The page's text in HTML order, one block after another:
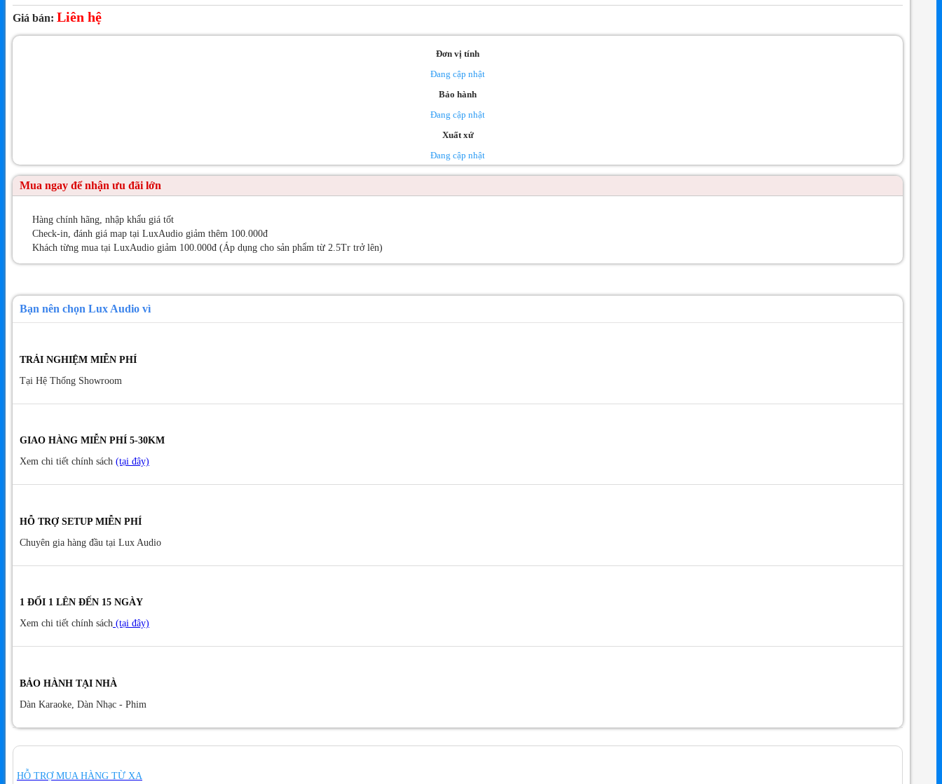
Giá bán: Liên hệ
Đơn vị tính
Đang cập nhật
Bảo hành
Đang cập nhật
Xuất xứ
Đang cập nhật
Mua ngay để nhận ưu đãi lớn
Hàng chính hãng, nhập khẩu giá tốt
Check-in, đánh giá map tại LuxAudio giảm thêm 100.000đ
Khách từng mua tại LuxAudio giảm 100.000đ (Áp dụng cho sản phẩm từ 2.5Tr trở lên)
Bạn nên chọn Lux Audio vì
TRẢI NGHIỆM MIỄN PHÍ
Tại Hệ Thống Showroom
GIAO HÀNG MIỄN PHÍ 5-30KM
Xem chi tiết chính sách (tại đây)
HỖ TRỢ SETUP MIỄN PHÍ
Chuyên gia hàng đầu tại Lux Audio
1 ĐỔI 1 LÊN ĐẾN 15 NGÀY
Xem chi tiết chính sách (tại đây)
BẢO HÀNH TẠI NHÀ
Dàn Karaoke, Dàn Nhạc - Phim
HỖ TRỢ MUA HÀNG TỪ XA